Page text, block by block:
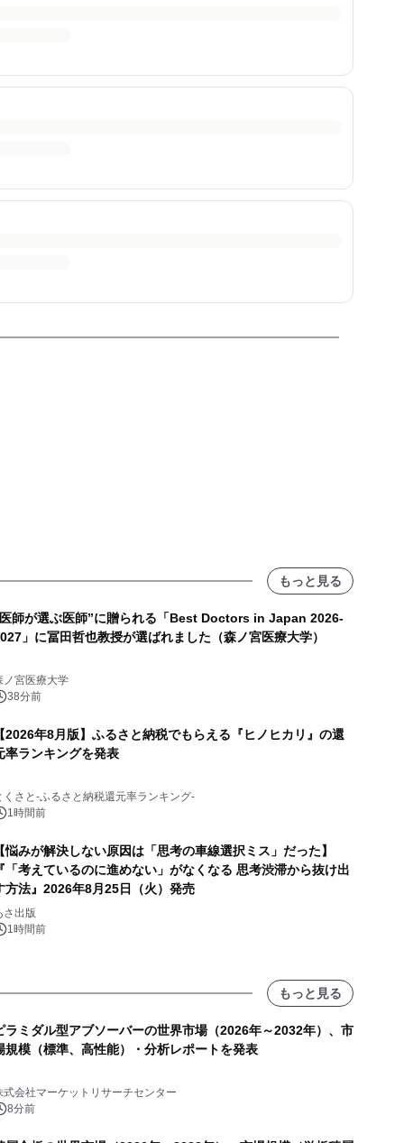
もっと見る
師が選ぶ医師”に贈られる「Best Doctors in Japan 2026-
」に冨田哲也教授が選ばれました（森ノ宮医療大学）
ノ宮医療大学
38分前
【2026年8月版】ふるさと納税でもらえる『ヒノヒカリ』の還
率ランキングを発表
くさと-ふるさと納税還元率ランキング-
1時間前
【悩みが解決しない原因は「思考の車線選択ミス」だった】
『「考えているのに進めない」がなくなる 思考渋滞から抜け出
方法』2026年8月25日（火）発売
さ出版
1時間前
もっと見る
ラミダル型アブソーバーの世界市場（2026年～2032年）、市
規模（標準、高性能）・分析レポートを発表
式会社マーケットリサーチセンター
8分前